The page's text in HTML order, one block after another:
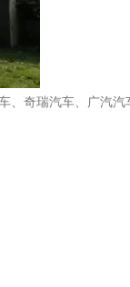
奇瑞汽车、广汽汽